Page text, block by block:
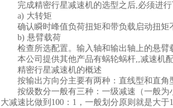
完成精密行星减速机的选型之后,必须进行
a) 大转矩
确认瞬时峰值负荷扭矩和带负载启动扭矩不
b) 悬臂载荷
检查所选配置。输入轴和输出轴上的悬臂
本公司提供其他产品有蜗轮蜗杆,,减速机配
精密行星减速机的概述
按输出方向分主要有两种：直线型和直角
按级数分一般有三种：一级减速（一般为小
大减速比做到100：1，一般划分原则就是大于